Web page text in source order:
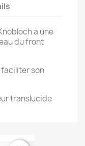
a une
du front
son
translucide